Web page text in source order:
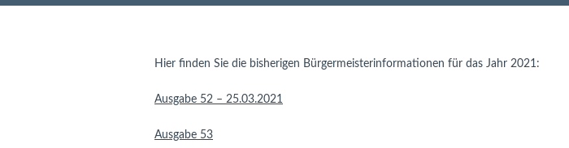
Hier finden Sie die bisherigen Bürgermeisterinformationen für das Jahr 2021:
Ausgabe 52 – 25.03.2021
Ausgabe 53